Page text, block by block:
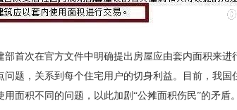
次在官方文件中明确提出房屋应由套内面积来进
问题，关系到每个住宅用户的切身利益。目前，我
面积不同的问题，以此加剧“公摊面积伤民”的矛盾。